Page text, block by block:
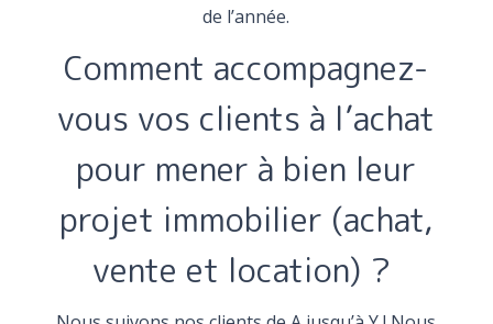
de l’année.
Comment accompagnez-
vous vos clients à l’achat
pour mener à bien leur
projet immobilier (achat,
vente et location) ?